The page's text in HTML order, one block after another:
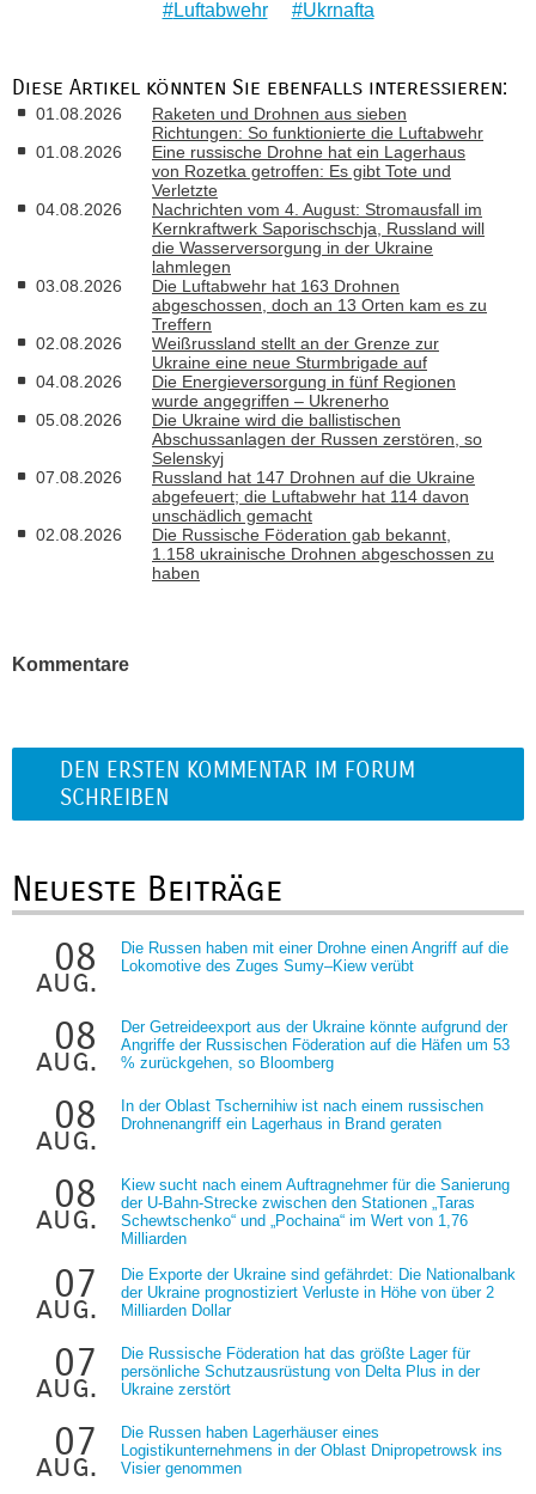
Luftabwehr Ukrnafta
Diese Artikel könnten Sie ebenfalls interessieren:
01.08.2026
Raketen und Drohnen aus sieben
Richtungen: So funktionierte die Luftabwehr
01.08.2026
Eine russische Drohne hat ein Lagerhaus
von Rozetka getroffen: Es gibt Tote und
Verletzte
04.08.2026
Nachrichten vom 4. August: Stromausfall im
Kernkraftwerk Saporischschja, Russland will
die Wasserversorgung in der Ukraine
lahmlegen
03.08.2026
Die Luftabwehr hat 163 Drohnen
abgeschossen, doch an 13 Orten kam es zu
Treffern
02.08.2026
Weißrussland stellt an der Grenze zur
Ukraine eine neue Sturmbrigade auf
04.08.2026
Die Energieversorgung in fünf Regionen
wurde angegriffen – Ukrenerho
05.08.2026
Die Ukraine wird die ballistischen
Abschussanlagen der Russen zerstören, so
Selenskyj
07.08.2026
Russland hat 147 Drohnen auf die Ukraine
abgefeuert; die Luftabwehr hat 114 davon
unschädlich gemacht
02.08.2026
Die Russische Föderation gab bekannt,
1.158 ukrainische Drohnen abgeschossen zu
haben
Kommentare
DEN ERSTEN KOMMENTAR IM FORUM
SCHREIBEN
Neueste Beiträge
08
aug.
Die Russen haben mit einer Drohne einen Angriff auf die
Lokomotive des Zuges Sumy–Kiew verübt
08
aug.
Der Getreideexport aus der Ukraine könnte aufgrund der
Angriffe der Russischen Föderation auf die Häfen um 53
% zurückgehen, so Bloomberg
08
aug.
In der Oblast Tschernihiw ist nach einem russischen
Drohnenangriff ein Lagerhaus in Brand geraten
08
aug.
Kiew sucht nach einem Auftragnehmer für die Sanierung
der U-Bahn-Strecke zwischen den Stationen „Taras
Schewtschenko“ und „Pochaina“ im Wert von 1,76
Milliarden
07
aug.
Die Exporte der Ukraine sind gefährdet: Die Nationalbank
der Ukraine prognostiziert Verluste in Höhe von über 2
Milliarden Dollar
07
aug.
Die Russische Föderation hat das größte Lager für
persönliche Schutzausrüstung von Delta Plus in der
Ukraine zerstört
07
aug.
Die Russen haben Lagerhäuser eines
Logistikunternehmens in der Oblast Dnipropetrowsk ins
Visier genommen